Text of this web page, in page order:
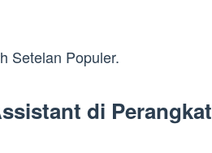
Setelan Populer.
di Perangkat